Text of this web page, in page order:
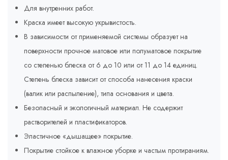
Для внутренних работ.
Краска имеет высокую укрывистость.
В зависимости от применяемой системы образует на
поверхности прочное матовое или полуматовое покрытие
со степенью блеска от 6 до 10 или от 11 до 14 единиц.
Степень блеска зависит от способа нанесения краски
(валик или распыление), типа основания и цвета.
Безопасный и экологичный материал. Не содержит
растворителей и пластификаторов.
Эластичное «дышащее» покрытие.
Покрытие стойкое к влажное уборке и частым протираниям.